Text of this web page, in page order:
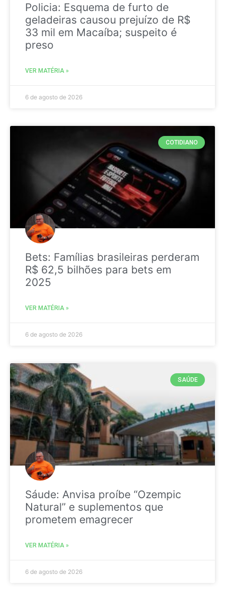
Policia: Esquema de furto de
geladeiras causou prejuízo de R$
33 mil em Macaíba; suspeito é
preso
VER MATÉRIA »
6 de agosto de 2026
COTIDIANO
Bets: Famílias brasileiras perderam
R$ 62,5 bilhões para bets em
2025
VER MATÉRIA »
6 de agosto de 2026
SAÚDE
Sáude: Anvisa proíbe “Ozempic
Natural” e suplementos que
prometem emagrecer
VER MATÉRIA »
6 de agosto de 2026